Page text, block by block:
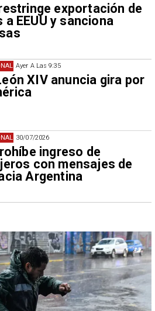
exportación de
a EEUU y sanciona
Ayer A Las 9:35
XIV anuncia gira por
30/07/2026
ingreso de
con mensajes de
Argentina